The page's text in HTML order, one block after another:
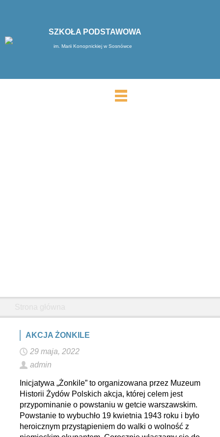
SZKOŁA PODSTAWOWA
im. Marii Konopnickiej w Sosnówce
AKCJA ŻONKILE
29 maja, 2022
admin
Inicjatywa „Żonkile” to organizowana przez Muzeum
Historii Żydów Polskich akcja, której celem jest
przypominanie o powstaniu w getcie warszawskim.
Powstanie to wybuchło 19 kwietnia 1943 roku i było
heroicznym przystąpieniem do walki o wolność z